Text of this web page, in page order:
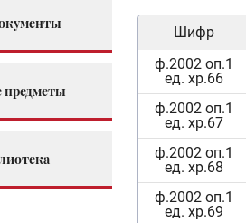
Шифр
ф.2002 оп.1
ед. хр.66
ф.2002 оп.1
ед. хр.67
ф.2002 оп.1
ед. хр.68
ф.2002 оп.1
ед. хр.69